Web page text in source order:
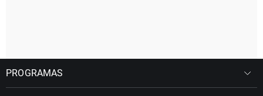
PROGRAMAS